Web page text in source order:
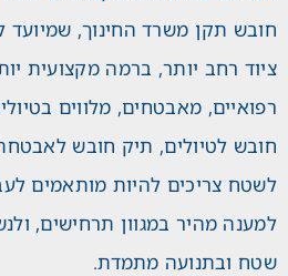
חובש תקן משרד החינוך,
ציוד רחב יותר, ברמה מקצועית
רפואיים, מאבטחים, מלווים
חובש לטיולים, תיק חובש
לשטח צריכים להיות מותאמים
למענה מהיר במגוון תרחישים,
שטח ובתנועה מתמדת.